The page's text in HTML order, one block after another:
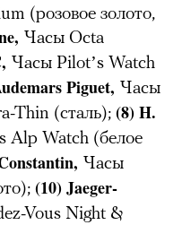
(розовое золото,
Часы Octa
Часы Pilot’s Watch
Piguet, Часы
Thin (сталь); (8) H.
Alp Watch (белое
Часы
(10)Jaeger-
Vous Night &